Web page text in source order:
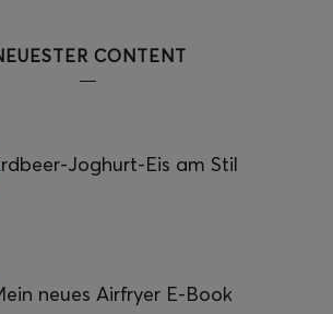
CONTENT
Joghurt-Eis am Stil
neues Airfryer E-Book